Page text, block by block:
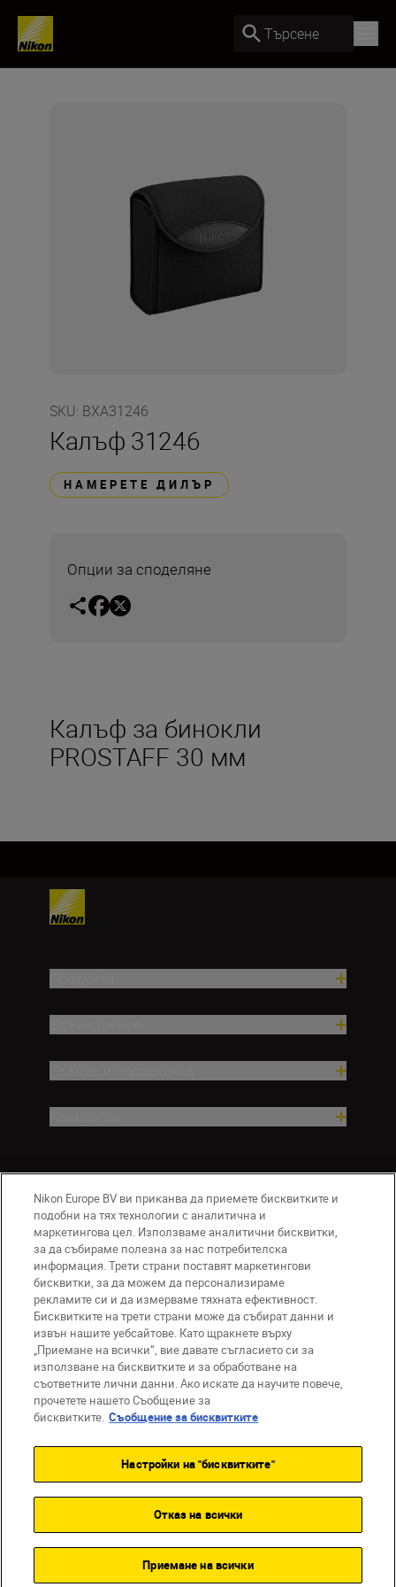
Търсене
SKU: BXA31246
Калъф 31246
НАМЕРЕТЕ ДИЛЪР
Опции за споделяне
Калъф за бинокли
PROSTAFF 30 мм
BG Nikon Sites
Връзка с нас
Съобщение за поверителност
Условия за използване
Съобщение за бисквитки
Настройки за бисквитките
© 2026 Nikon
Back to top
Nikon Europe BV ви приканва да приемете бисквитките и
подобни на тях технологии с аналитична и
маркетингова цел. Използваме аналитични бисквитки,
за да събираме полезна за нас потребителска
информация. Трети страни поставят маркетингови
бисквитки, за да можем да персонализираме
рекламите си и да измерваме тяхната ефективност.
Бисквитките на трети страни може да събират данни и
извън нашите уебсайтове. Като щракнете върху
„Приемане на всички“, вие давате съгласието си за
използване на бисквитките и за обработване на
съответните лични данни. Ако искате да научите повече,
прочетете нашето Съобщение за
бисквитките. Съобщение за бисквитките
Настройки на "бисквитките"
Отказ на всички
Приемане на всички